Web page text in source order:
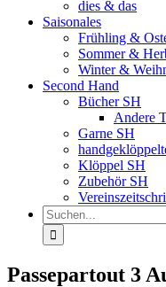
dies & das
Saisonales
Frühling &
Sommer &
Winter &
Second Hand
Bücher SH
Andere
Garne SH
Klöppel SH
Zubehör SH
Suche
nach:
Passepartout 3